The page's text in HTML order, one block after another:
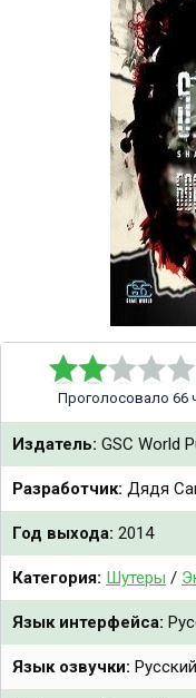
Проголосовало 66
Издатель: GSC World
Разработчик: Дядя
Год выхода: 2014
Категория: Шутеры /
Язык интерфейса:
Язык озвучки: Русский